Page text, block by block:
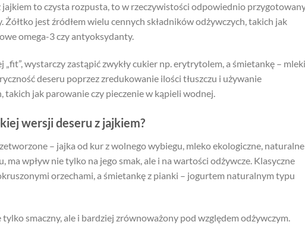
jajkiem to czysta rozpusta, to w rzeczywistości odpowiednio
jest źródłem wielu cennych składników odżywczych, takich jak
omega-3 czy antyoksydanty.
„fit”, wystarczy zastąpić zwykły cukier np. erytrytolem, a śmietankę –
deseru poprzez zredukowanie ilości tłuszczu i używanie
takich jak parowanie czy pieczenie w kąpieli wodnej.
wersji deseru z jajkiem?
– jajka od kur z wolnego wybiegu, mleko ekologiczne, naturalne
ma wpływ nie tylko na jego smak, ale i na wartości odżywcze. Klasyczne
orzechami, a śmietankę z pianki – jogurtem naturalnym typu
smaczny, ale i bardziej zrównoważony pod względem odżywczym.